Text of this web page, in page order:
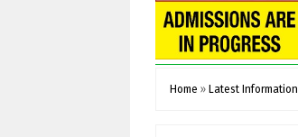
Home » Latest Information